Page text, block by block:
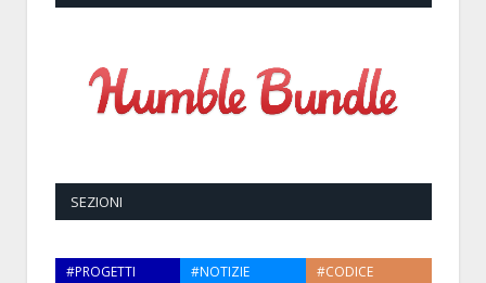
SEZIONI
#PROGETTI #NOTIZIE
#CODICE